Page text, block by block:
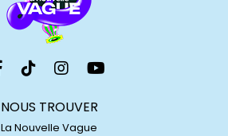
NOUS TROUVER
La Nouvelle Vague